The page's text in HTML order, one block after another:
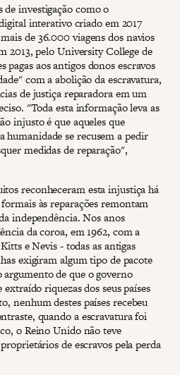
investigação como o
interativo criado em 2017
de 36.000 viagens dos navios
2013, pelo University College de
pagas aos antigos donos escravos
com a abolição da escravatura,
de justiça reparadora em um
"Toda esta informação leva as
injusto é que aqueles que
se recusem a pedir
medidas de reparação",
reconheceram esta injustiça há
às reparações remontam
independência. Nos anos
da coroa, em 1962, com a
e Nevis - todas as antigas
exigiram algum tipo de pacote
argumento de que o governo
riquezas dos seus países
nenhum destes países recebeu
quando a escravatura foi
o Reino Unido não teve
de escravos pela perda